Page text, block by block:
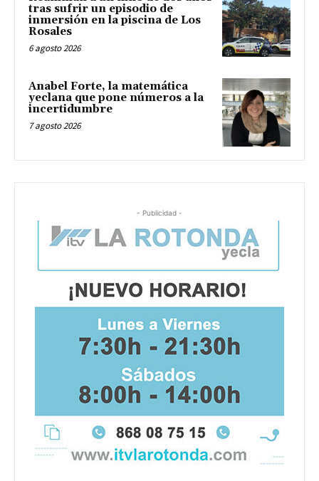
tras sufrir un episodio de
inmersión en la piscina de Los
Rosales
6 agosto 2026
Anabel Forte, la matemática
yeclana que pone números a la
incertidumbre
7 agosto 2026
- Publicidad -